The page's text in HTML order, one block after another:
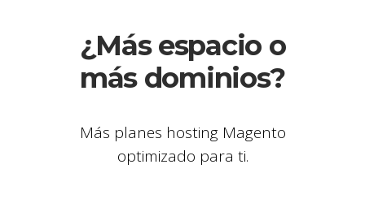
¿Más espacio o
más dominios?
Más planes hosting Magento
optimizado para ti.